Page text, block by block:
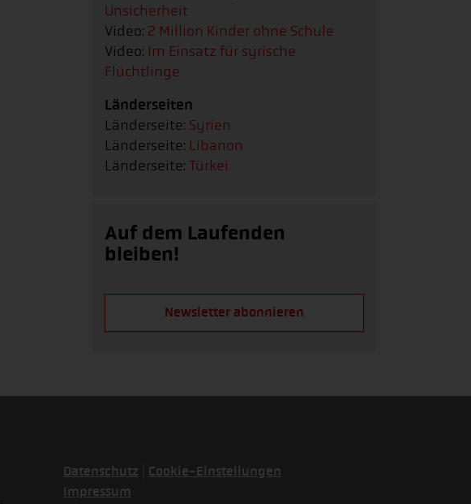
Unsicherheit
Video: 2 Million Kinder ohne Schule
Video: Im Einsatz für syrische
Flüchtlinge
Länderseiten
Länderseite: Syrien
Länderseite: Libanon
Länderseite: Türkei
Auf dem Laufenden
bleiben!
Newsletter abonnieren
Datenschutz
Cookie-Einstellungen
Impressum